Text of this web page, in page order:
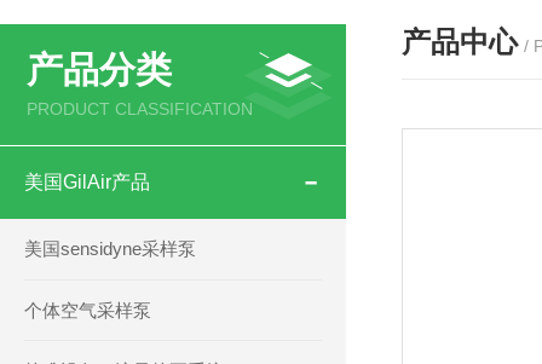
产品分类
PRODUCT CLASSIFICATION
美国GilAir产品
美国sensidyne采样泵
个体空气采样泵
产品中心 /